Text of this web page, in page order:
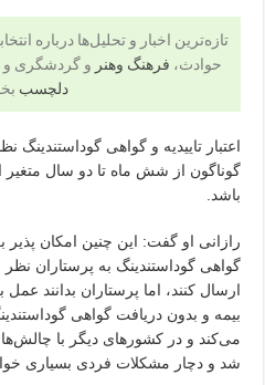
تازه‌ترین اخبار و تحلیل‌ها درباره
حوادث، فرهنگ وهنر و گردشگری و
دلچسب
اعتبار تاییدیه و گواهی
گوناگون از شش ماه تا دو سال
باشد.
رازانی او گفت: این چنین امکان
گواهی گوداستندینگ به پرستاران نظر
ارسال کنند، اما پرستاران بدانند
بیمه و بدون دریافت گواهی
می‌کند و در کشورهای دیگر با
شد و دچار مشکلات فردی بسیاری